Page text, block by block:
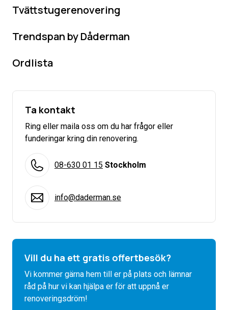
Tvättstugerenovering
Trendspan by Dåderman
Ordlista
Ta kontakt
Ring eller maila oss om du har frågor eller
funderingar kring din renovering.
08-630 01 15 Stockholm
info@daderman.se
Vill du ha ett gratis offertbesök?
Vi kommer gärna hem till er på plats och lämnar
råd på hur vi kan hjälpa er för att uppnå er
renoveringsdröm!